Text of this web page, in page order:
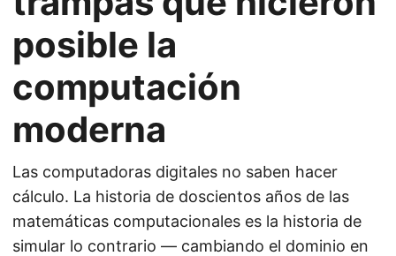
posible la
computación
moderna
Las computadoras digitales no saben hacer
cálculo. La historia de doscientos años de las
matemáticas computacionales es la historia de
simular lo contrario — cambiando el dominio en